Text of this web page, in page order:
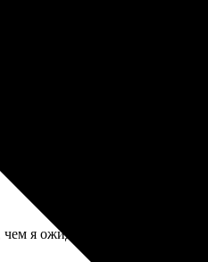
я ожидала. Качество